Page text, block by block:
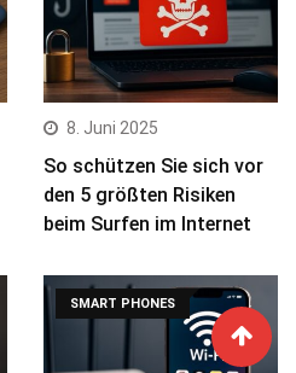
8. Juni 2025
So schützen Sie sich vor
den 5 größten Risiken
beim Surfen im Internet
SMART PHONES